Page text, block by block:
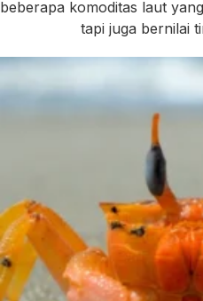
beberapa komoditas laut
tapi juga bernilai